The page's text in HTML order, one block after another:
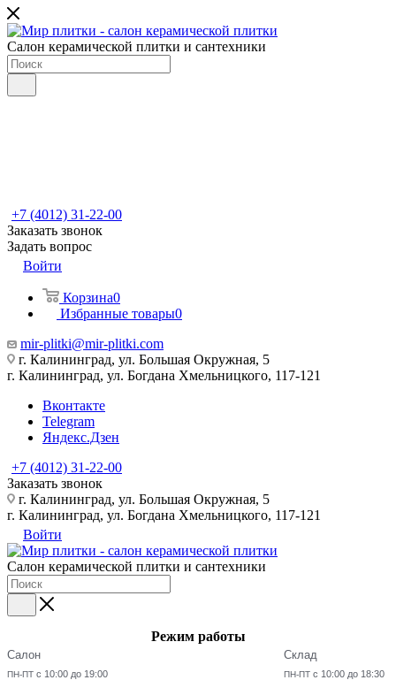
Салон керамической плитки и сантехники
+7 (4012) 31-22-00
Заказать звонок
Задать вопрос
Войти
Корзина0
Избранные товары0
mir-plitki@mir-plitki.com
г. Калининград, ул. Большая Окружная, 5
г. Калининград, ул. Богдана Хмельницкого, 117-121
Вконтакте
Telegram
Яндекс.Дзен
+7 (4012) 31-22-00
Заказать звонок
г. Калининград, ул. Большая Окружная, 5
г. Калининград, ул. Богдана Хмельницкого, 117-121
Войти
Салон керамической плитки и сантехники
Режим работы
Салон
ПН-ПТ с 10:00 до 19:00
Склад
ПН-ПТ с 10:00 до 18:30